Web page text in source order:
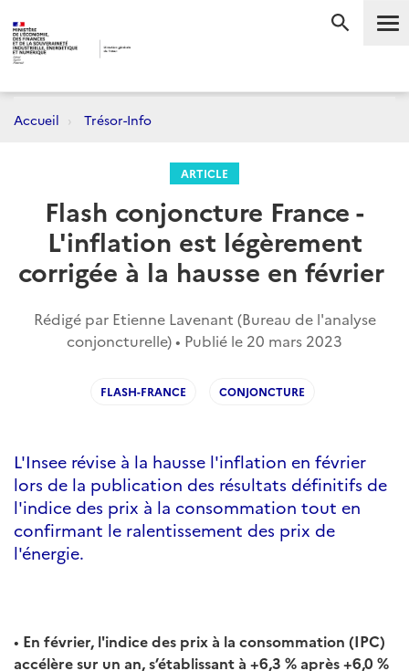
Accueil Trésor-Info
ARTICLE
Flash conjoncture France -
L'inflation est légèrement
corrigée à la hausse en février
Rédigé par Etienne Lavenant (Bureau de l'analyse
conjoncturelle) • Publié le 20 mars 2023
FLASH-FRANCE CONJONCTURE
L'Insee révise à la hausse l'inflation en février
lors de la publication des résultats définitifs de
l'indice des prix à la consommation tout en
confirmant le ralentissement des prix de
l'énergie.
• En février, l'indice des prix à la consommation (IPC)
accélère sur un an, s’établissant à +6,3 % après +6,0 %